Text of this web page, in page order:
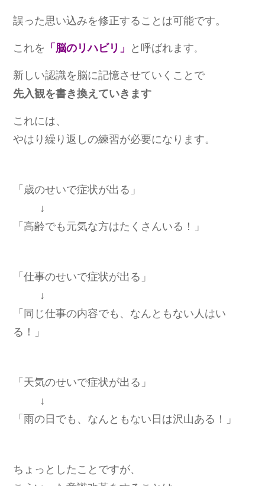
誤った思い込みを修正することは可能です。
これを 「脳のリハビリ」 と呼ばれます。
新しい認識を脳に記憶させていくことで
先入観を書き換えていきます
これには、
やはり繰り返しの練習が必要になります。
「歳のせいで症状が出る」
↓
「高齢でも元気な方はたくさんいる！」
「仕事のせいで症状が出る」
↓
「同じ仕事の内容でも、なんともない人はい
る！」
「天気のせいで症状が出る」
↓
「雨の日でも、なんともない日は沢山ある！」
ちょっとしたことですが、